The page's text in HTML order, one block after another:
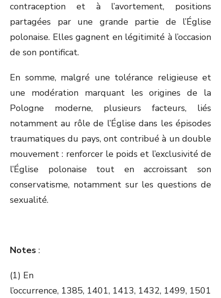
contraception et à l’avortement, positions
partagées par une grande partie de l’Église
polonaise. Elles gagnent en légitimité à l’occasion
de son pontificat.
En somme, malgré une tolérance religieuse et
une modération marquant les origines de la
Pologne moderne, plusieurs facteurs, liés
notamment au rôle de l’Église dans les épisodes
traumatiques du pays, ont contribué à un double
mouvement : renforcer le poids et l’exclusivité de
l’Église polonaise tout en accroissant son
conservatisme, notamment sur les questions de
sexualité.
Notes :
(1) En
l’occurrence, 1385, 1401, 1413, 1432, 1499, 1501